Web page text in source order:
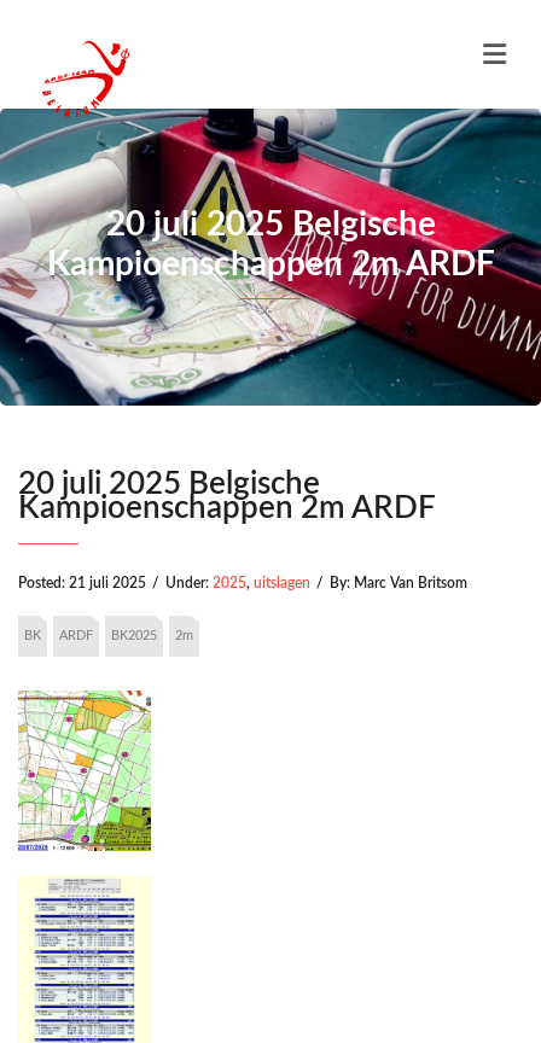
20 juli 2025 Belgische
Kampioenschappen 2m ARDF
20 juli 2025 Belgische
Kampioenschappen 2m ARDF
Posted: 21 juli 2025 / Under: 2025, uitslagen / By: Marc Van Britsom
BK ARDF BK2025 2m